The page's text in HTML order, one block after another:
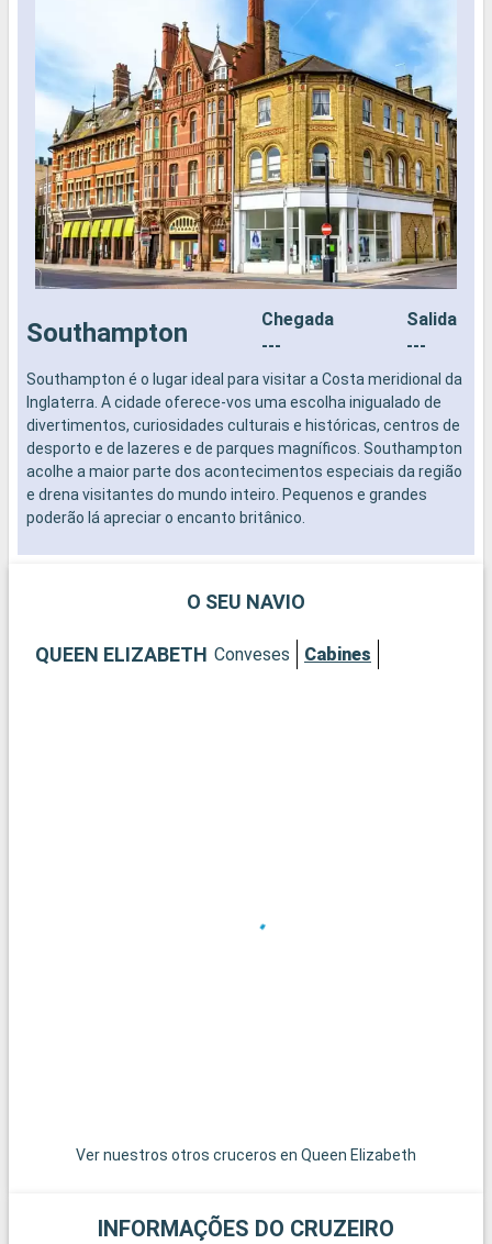
Southampton
Chegada
---
Salida
---
Southampton é o lugar ideal para visitar a Costa meridional da
Inglaterra. A cidade oferece-vos uma escolha inigualado de
divertimentos, curiosidades culturais e históricas, centros de
desporto e de lazeres e de parques magníficos. Southampton
acolhe a maior parte dos acontecimentos especiais da região
e drena visitantes do mundo inteiro. Pequenos e grandes
poderão lá apreciar o encanto britânico.
O SEU NAVIO
QUEEN ELIZABETH Conveses Cabines
Ver nuestros otros cruceros en Queen Elizabeth
INFORMAÇÕES DO CRUZEIRO